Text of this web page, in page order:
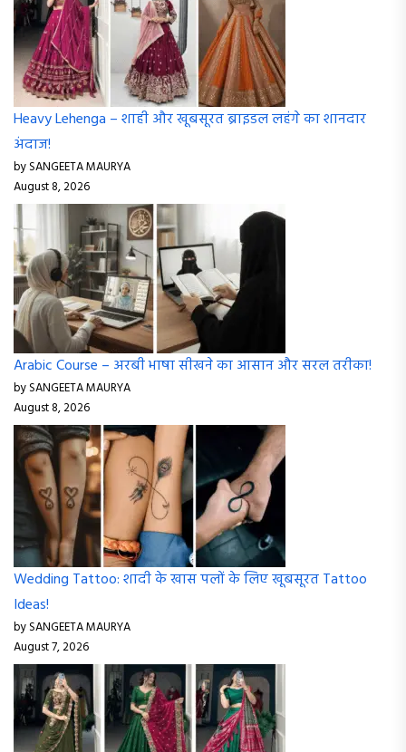
Heavy Lehenga – शाही और खूबसूरत ब्राइडल लहंगे का शानदार
अंदाज!
by SANGEETA MAURYA
August 8, 2026
Arabic Course – अरबी भाषा सीखने का आसान और सरल तरीका!
by SANGEETA MAURYA
August 8, 2026
Wedding Tattoo: शादी के खास पलों के लिए खूबसूरत Tattoo
Ideas!
by SANGEETA MAURYA
August 7, 2026